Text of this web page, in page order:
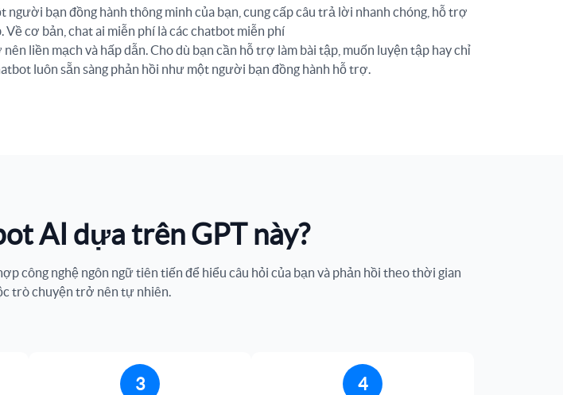
bạn đồng hành thông minh của bạn, cung cấp câu trả lời nhanh chóng, hỗ trợ
cơ bản, chat ai miễn phí là các chatbot miễn phí
liền mạch và hấp dẫn. Cho dù bạn cần hỗ trợ làm bài tập, muốn luyện tập hay chỉ
luôn sẵn sàng phản hồi như một người bạn đồng hành hỗ trợ.
AI dựa trên GPT này?
công nghệ ngôn ngữ tiên tiến để hiểu câu hỏi của bạn và phản hồi theo thời gian
trò chuyện trở nên tự nhiên.
3 4